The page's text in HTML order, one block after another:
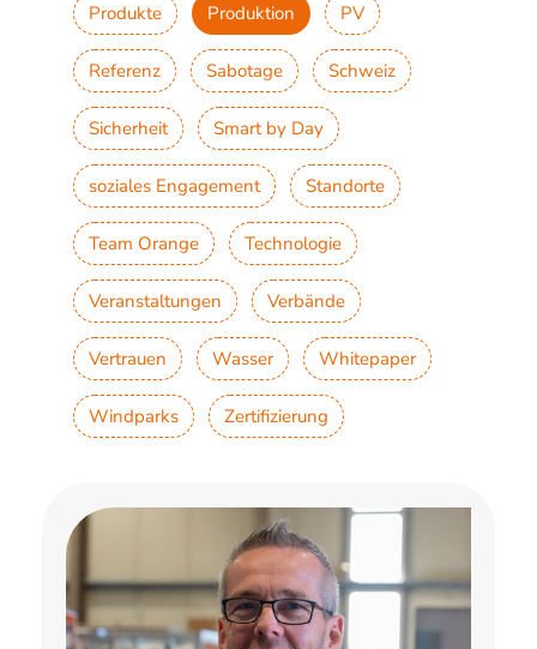
Produkte Produktion PV
Referenz Sabotage Schweiz
Sicherheit Smart by Day
soziales Engagement Standorte
Team Orange Technologie
Veranstaltungen Verbände
Vertrauen Wasser Whitepaper
Windparks Zertifizierung